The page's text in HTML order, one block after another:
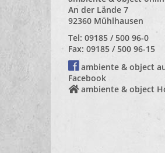
An der Lände 7
92360 Mühlhausen
Tel: 09185 / 500 96-0
Fax: 09185 / 500 96-15
ambiente & object
Facebook
ambiente & object